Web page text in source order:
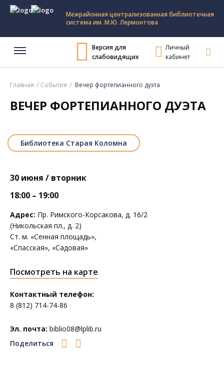
Межрайонная централизованная библиотечная
система им. М.Ю. Лермонтова
Версия для
слабовидящих
Личный
кабинет
Главная События Вечер фортепианного дуэта
ВЕЧЕР ФОРТЕПИАННОГО ДУЭТА
Библиотека Старая Коломна
30 июня / вторник
18:00 – 19:00
Адрес: Пр. Римского-Корсакова, д. 16/2
(Никольская пл., д. 2)
Ст. м. «Сенная площадь»,
«Спасская», «Садовая»
Посмотреть на карте
Контактный телефон:
8 (812) 714-74-86
Эл. почта: biblio08@lplib.ru
Поделиться